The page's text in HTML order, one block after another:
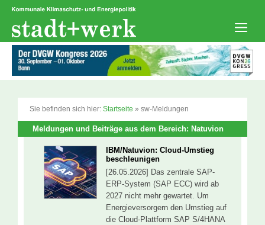
Zum
springen
Sie befinden sich hier: Startseite » sw-Meldungen
Meldungen und Beiträge aus dem Bereich: Natuvion
IBM/Natuvion: Cloud-Umstieg
beschleunigen
[26.05.2026] Das zentrale SAP-
ERP-System (SAP ECC) wird ab
2027 nicht mehr gewartet. Um
Energieversorgern den Umstieg auf
die Cloud-Plattform SAP S/4HANA